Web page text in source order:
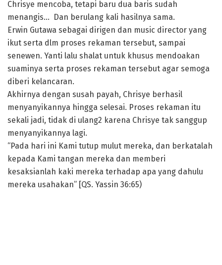
Chrisye mencoba, tetapi baru dua baris sudah
menangis… Dan berulang kali hasilnya sama.
Erwin Gutawa sebagai dirigen dan music director yang
ikut serta dlm proses rekaman tersebut, sampai
senewen. Yanti lalu shalat untuk khusus mendoakan
suaminya serta proses rekaman tersebut agar semoga
diberi kelancaran.
Akhirnya dengan susah payah, Chrisye berhasil
menyanyikannya hingga selesai. Proses rekaman itu
sekali jadi, tidak di ulang2 karena Chrisye tak sanggup
menyanyikannya lagi.
“Pada hari ini Kami tutup mulut mereka, dan berkatalah
kepada Kami tangan mereka dan memberi
kesaksianlah kaki mereka terhadap apa yang dahulu
mereka usahakan” [QS. Yassin 36:65)